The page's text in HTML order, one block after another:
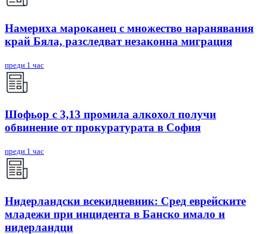
Намериха мароканец с множество наранявания
край Бяла, разследват незаконна миграция
преди 1 час
Шофьор с 3,13 промила алкохол получи
обвинение от прокуратурата в София
преди 1 час
Нидерландски всекидневник: Сред еврейските
младежи при инцидента в Банско имало и
нидерландци